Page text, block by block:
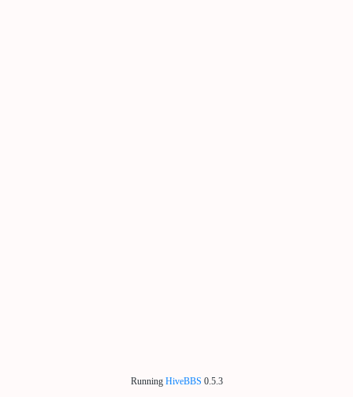
Running HiveBBS 0.5.3